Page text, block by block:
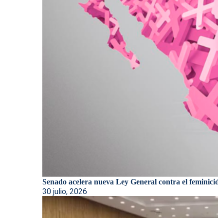
Senado acelera nueva Ley General contra el
30 julio, 2026